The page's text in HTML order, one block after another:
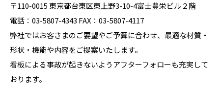
〒110-0015 東京都台東区東上野3-10-4富士豊栄ビル２階
電話：03-5807-4343 FAX：03-5807-4117
弊社ではお客さまのご要望やご予算に合わせ、最適な材質・
形状・機能や内容をご提案いたします。
看板による事故が起きないようアフターフォローも充実して
おります。